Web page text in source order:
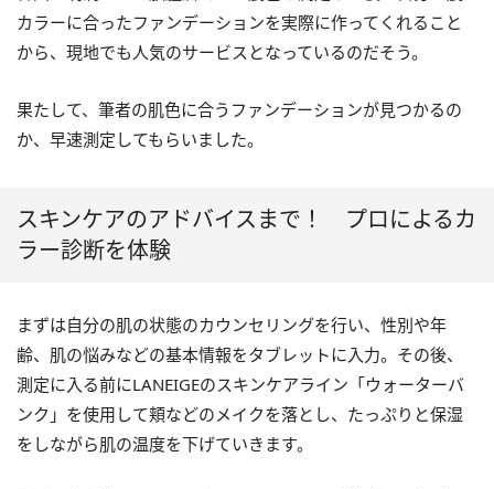
カラーに合ったファンデーションを実際に作ってくれること
から、現地でも人気のサービスとなっているのだそう。
果たして、筆者の肌色に合うファンデーションが見つかるの
か、早速測定してもらいました。
スキンケアのアドバイスまで！ プロによるカ
ラー診断を体験
まずは自分の肌の状態のカウンセリングを行い、性別や年
齢、肌の悩みなどの基本情報をタブレットに入力。その後、
測定に入る前にLANEIGEのスキンケアライン「ウォーターバ
ンク」を使用して頬などのメイクを落とし、たっぷりと保湿
をしながら肌の温度を下げていきます。